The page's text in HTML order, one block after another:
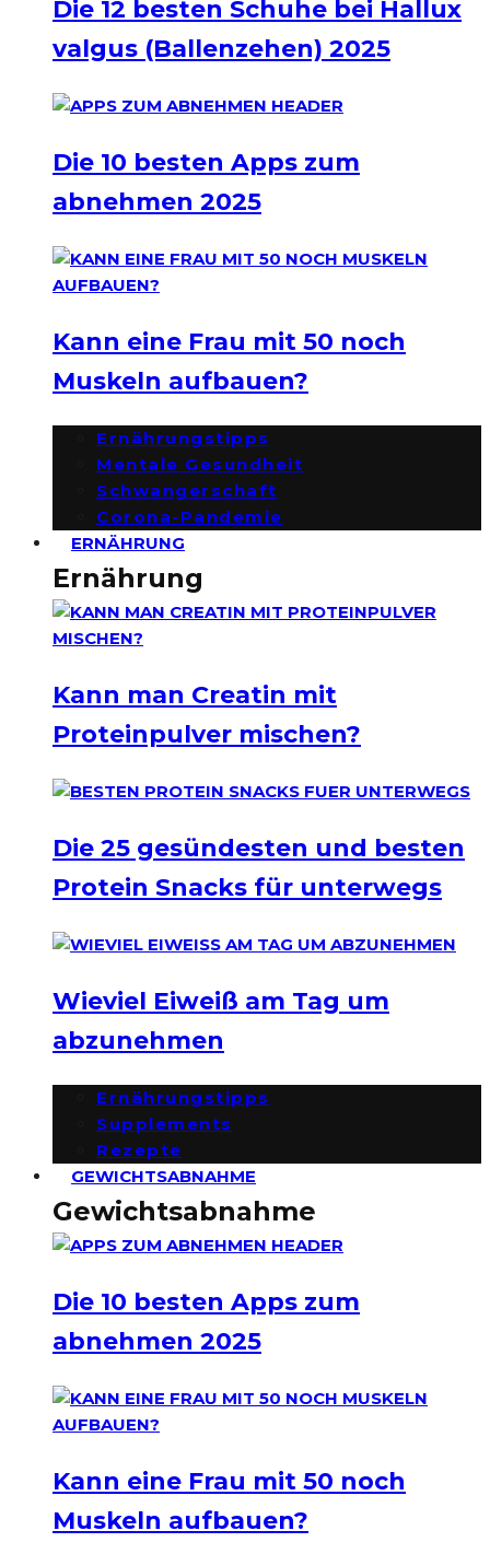
Die 12 besten Schuhe bei Hallux
valgus (Ballenzehen) 2025
Die 10 besten Apps zum
abnehmen 2025
Kann eine Frau mit 50 noch
Muskeln aufbauen?
Ernährungstipps
Mentale Gesundheit
Schwangerschaft
Corona-Pandemie
ERNÄHRUNG
Ernährung
Kann man Creatin mit
Proteinpulver mischen?
Die 25 gesündesten und besten
Protein Snacks für unterwegs
Wieviel Eiweiß am Tag um
abzunehmen
Ernährungstipps
Supplements
Rezepte
GEWICHTSABNAHME
Gewichtsabnahme
Die 10 besten Apps zum
abnehmen 2025
Kann eine Frau mit 50 noch
Muskeln aufbauen?